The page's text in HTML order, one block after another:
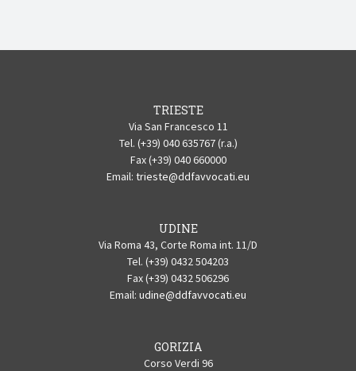
TRIESTE
Via San Francesco 11
Tel. (+39) 040 635767 (r.a.)
Fax (+39) 040 660000
Email: trieste@ddfavvocati.eu
UDINE
Via Roma 43, Corte Roma int. 11/D
Tel. (+39) 0432 504203
Fax (+39) 0432 506296
Email: udine@ddfavvocati.eu
GORIZIA
Corso Verdi 96